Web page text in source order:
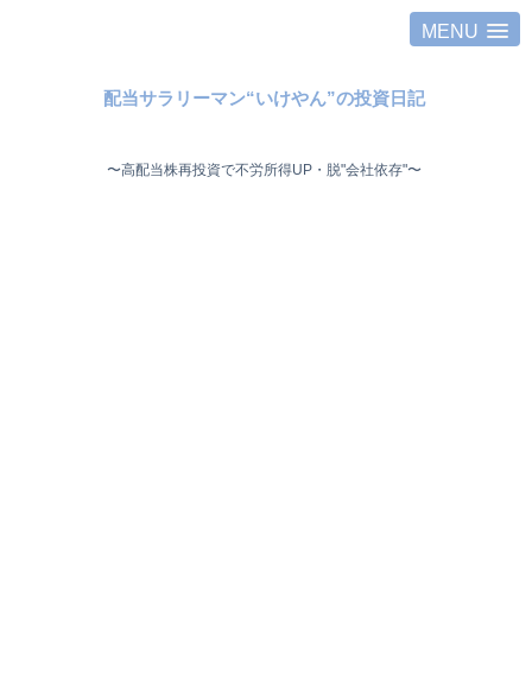
MENU
配当サラリーマン“いけやん”の投資日記 ​
〜高配当株再投資で不労所得UP・脱"会社依存"〜 ​